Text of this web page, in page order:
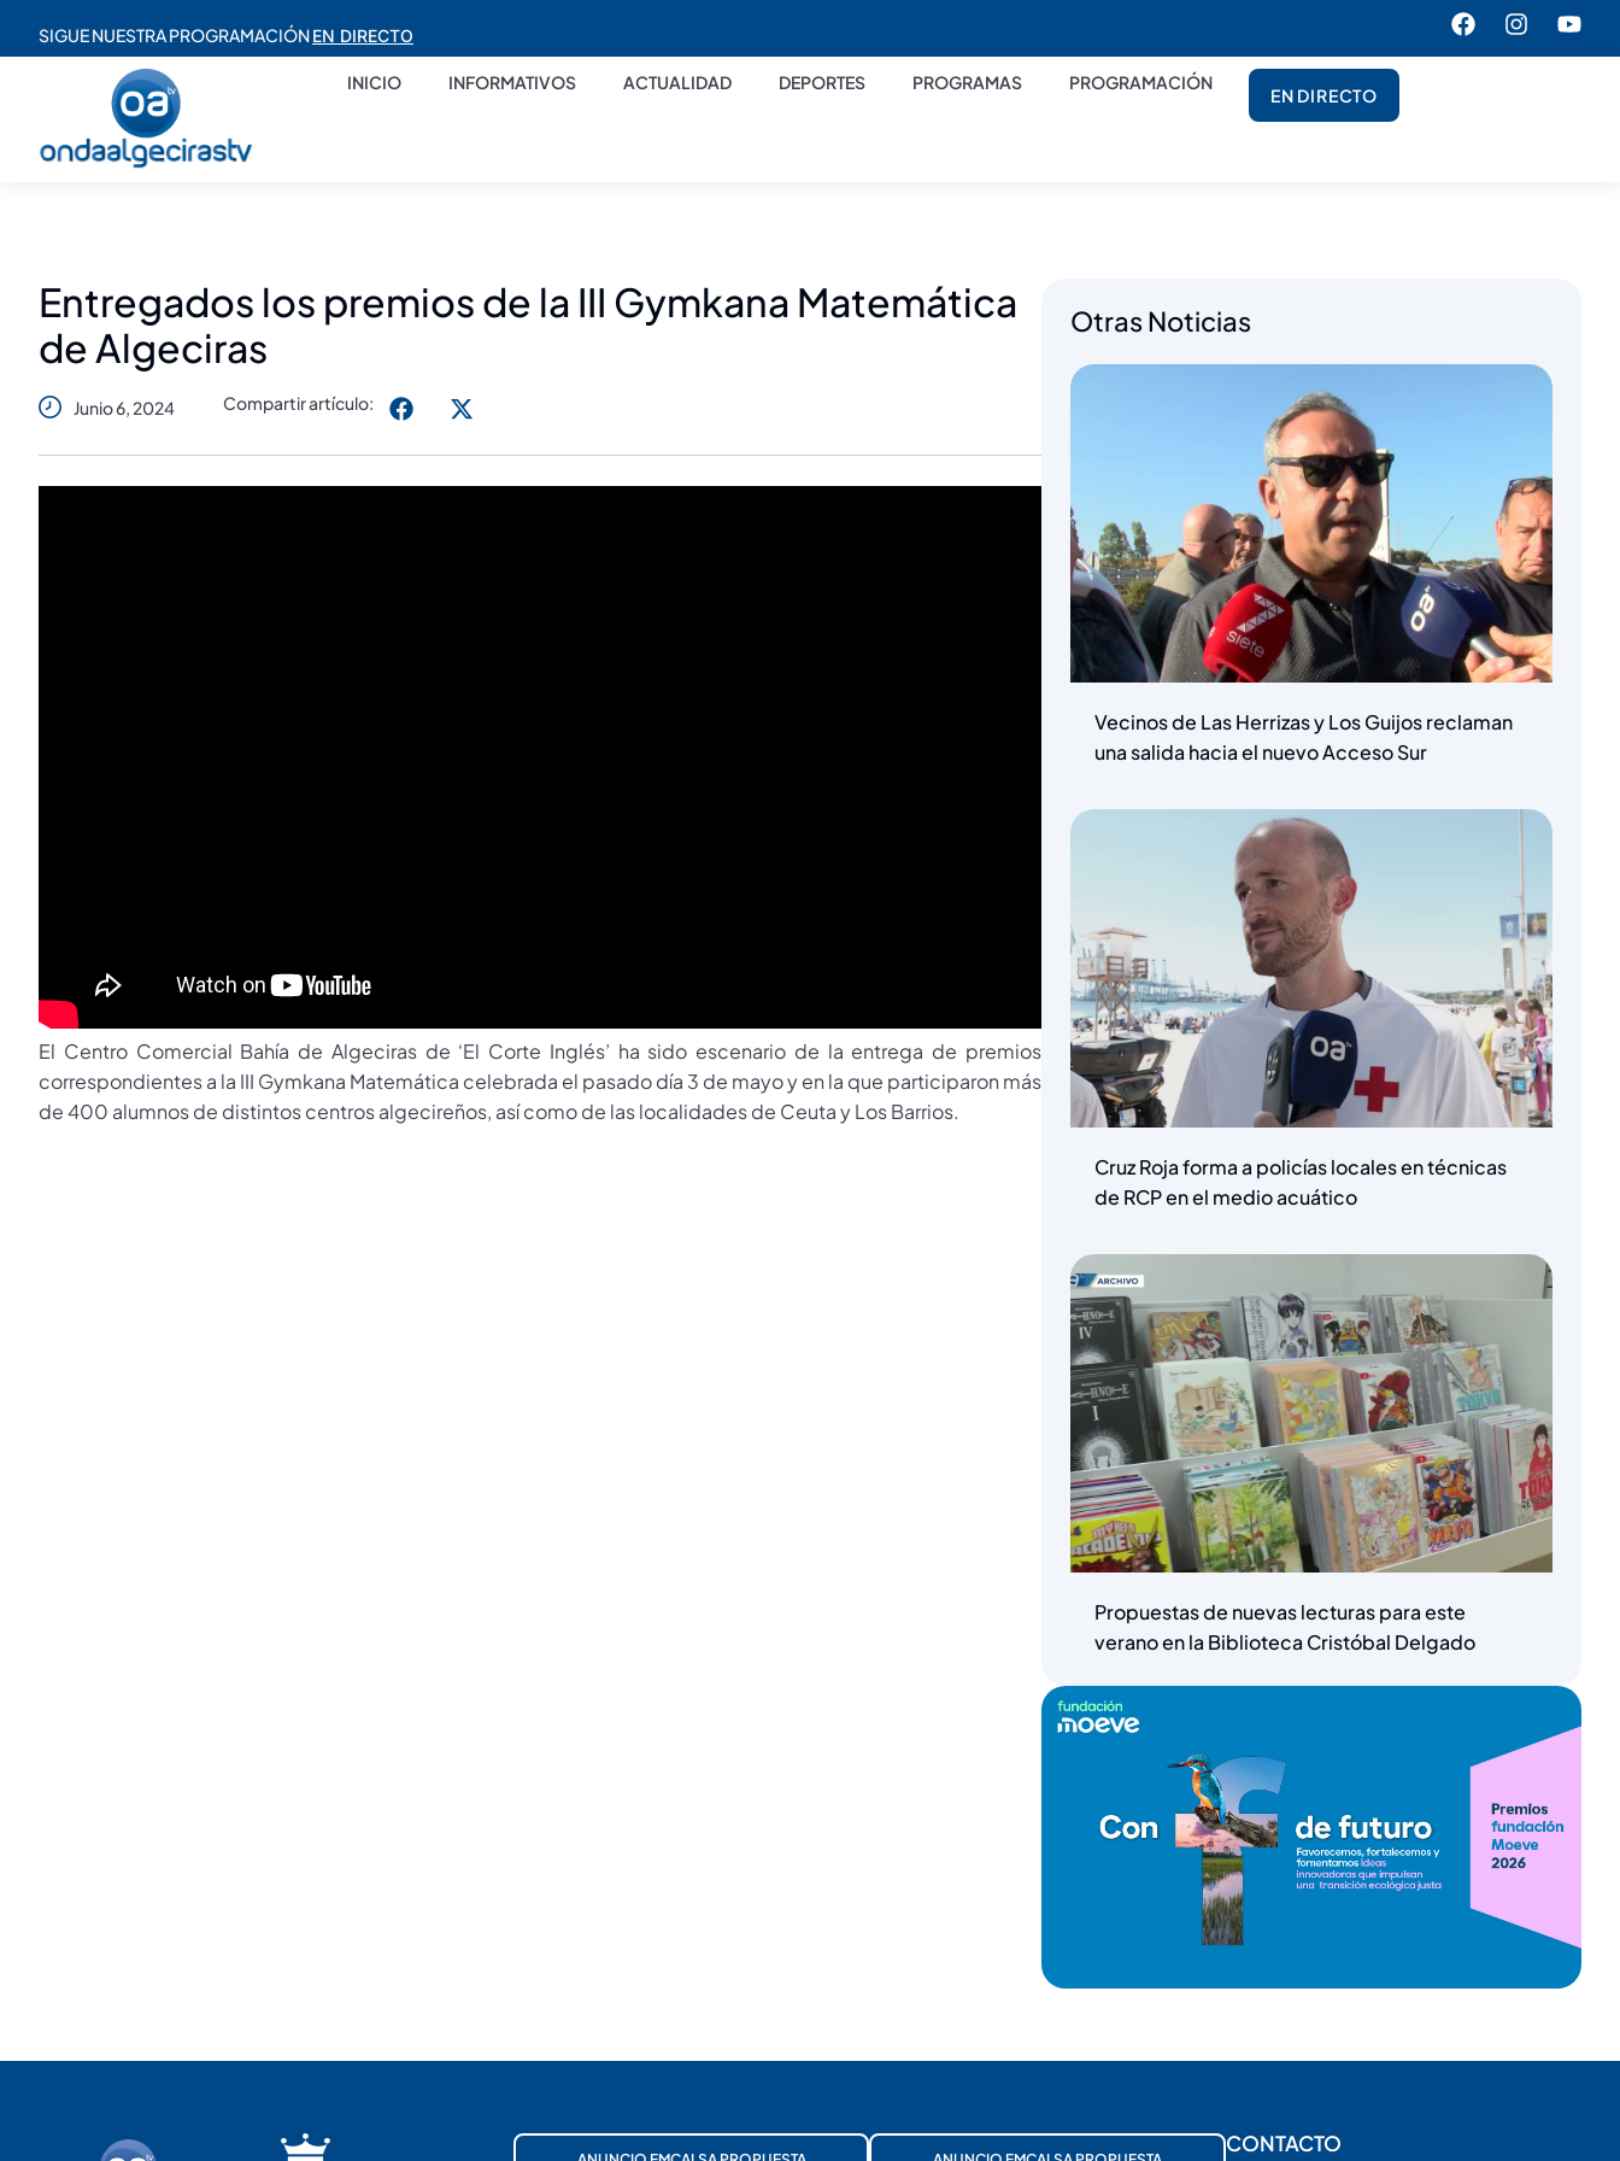
SIGUE NUESTRA PROGRAMACIÓNEN DIRECTO
INICIO INFORMATIVOS ACTUALIDAD DEPORTES PROGRAMAS PROGRAMACIÓN
EN DIRECTO
Entregados los premios de la III Gymkana Matemática
de Algeciras
Junio 6, 2024 Compartir artículo:
El Centro Comercial Bahía de Algeciras de ‘El Corte Inglés’ ha sido escenario de la entrega de premios
correspondientes a la III Gymkana Matemática celebrada el pasado día 3 de mayo y en la que participaron más
de 400 alumnos de distintos centros algecireños, así como de las localidades de Ceuta y Los Barrios.
Otras Noticias
Vecinos de Las Herrizas y Los Guijos reclaman
una salida hacia el nuevo Acceso Sur
Cruz Roja forma a policías locales en técnicas
de RCP en el medio acuático
Propuestas de nuevas lecturas para este
verano en la Biblioteca Cristóbal Delgado
CONTACTO